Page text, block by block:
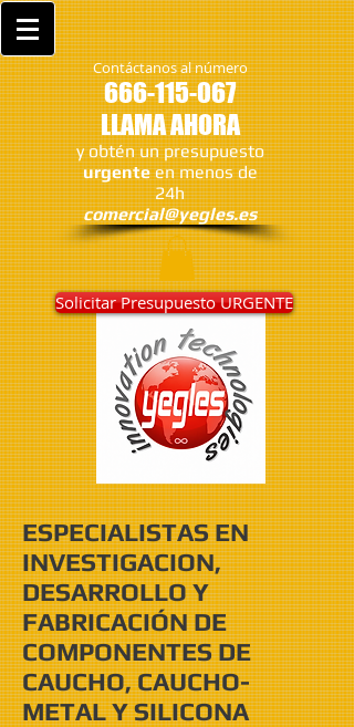
Contáctanos al número
666-115-067
LLAMA AHORA
y obtén un presupuesto
urgenteen menos de
24h
comercial@yegles.es
Solicitar Presupuesto URGENTE
ESPECIALISTAS EN
INVESTIGACION,
DESARROLLO Y
FABRICACIÓN DE
COMPONENTES DE
CAUCHO, CAUCHO-
METAL Y SILICONA